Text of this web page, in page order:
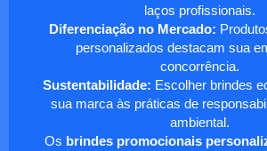
laços profissionais.
Diferenciação no Mercado:
personalizados destacam sua
concorrência.
Sustentabilidade: Escolher brindes
sua marca às práticas de
ambiental.
Os brindes promocionais